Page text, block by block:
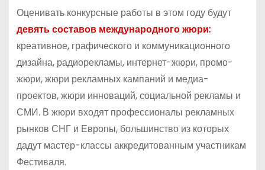
Оценивать конкурсные работы в этом году будут
девять составов международного жюри:
креативное, графического и коммуникационного
дизайна, радиорекламы, интернет-жюри, промо-
жюри, жюри рекламных кампаний и медиа-
проектов, жюри инноваций, социальной рекламы и
СМИ. В жюри входят профессионалы рекламных
рынков СНГ и Европы, большинство из которых
дадут мастер-классы аккредитованным участникам
Фестиваля.